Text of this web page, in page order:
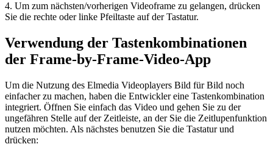
4. Um zum nächsten/vorherigen Videoframe zu gelangen, drücken
Sie die rechte oder linke Pfeiltaste auf der Tastatur.
Verwendung der Tastenkombinationen
der Frame-by-Frame-Video-App
Um die Nutzung des Elmedia Videoplayers Bild für Bild noch
einfacher zu machen, haben die Entwickler eine Tastenkombination
integriert. Öffnen Sie einfach das Video und gehen Sie zu der
ungefähren Stelle auf der Zeitleiste, an der Sie die Zeitlupenfunktion
nutzen möchten. Als nächstes benutzen Sie die Tastatur und
drücken: